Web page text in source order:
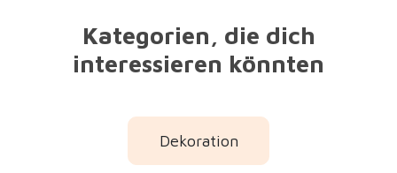
Geschenke für Mütter
Geschenke für Freundinnen